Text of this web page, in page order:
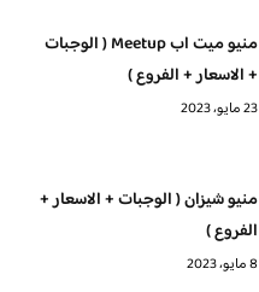
منيو ميت اب Meetup ( الوجبات
+ الاسعار + الفروع )
23 مايو، 2023
منيو شيزان ( الوجبات + الاسعار +
الفروع )
8 مايو، 2023